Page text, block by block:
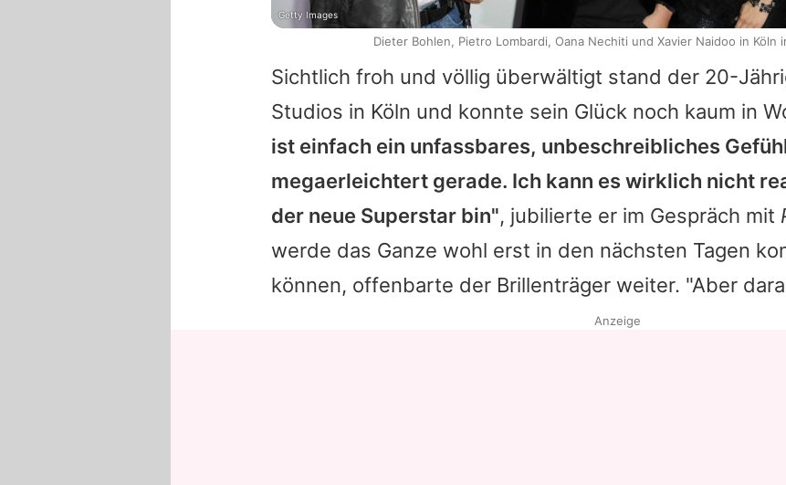
Sichtlich froh und völlig überwältigt stand der 20-
Studios in Köln und konnte sein Glück noch kaum in
ist einfach ein unfassbares, unbeschreibliches
megaerleichtert gerade. Ich kann es wirklich nicht
der neue Superstar bin", jubilierte er im Gespräch mit
werde das Ganze wohl erst in den nächsten Tagen
können, offenbarte der Brillenträger weiter. "Aber
Getty Images
Dieter Bohlen, Pietro Lombardi, Oana Nechiti und Xavier Naidoo in Köln
Anzeige